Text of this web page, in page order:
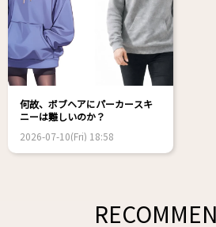
何故、ボブヘアにパーカースキ
ニーは難しいのか？
2026-07-10(Fri) 18:58